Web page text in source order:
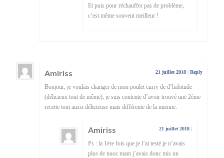
Et puis pour réchauffer pas de problème,
c’est même souvent meilleur !
Amiriss 21 juillet 2018 | Reply
Bonjour, je voulais changer de mon poulet curry de d’habitude
(délicieux tout de même), je suis contente d’avoir trouvé une 2ème
recette tout aussi délicieuse mais différente de la mienne.
Amiriss 21 juillet 2018 |
Ps : la 1ère fois que je l’ai testé je n’avais
plus de nuoc mam j’avais donc mis un